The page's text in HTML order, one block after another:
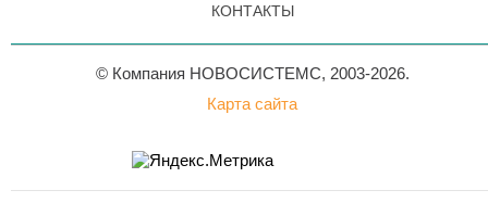
КОНТАКТЫ
© Компания НОВОСИСТЕМС, 2003-2026.
Карта сайта